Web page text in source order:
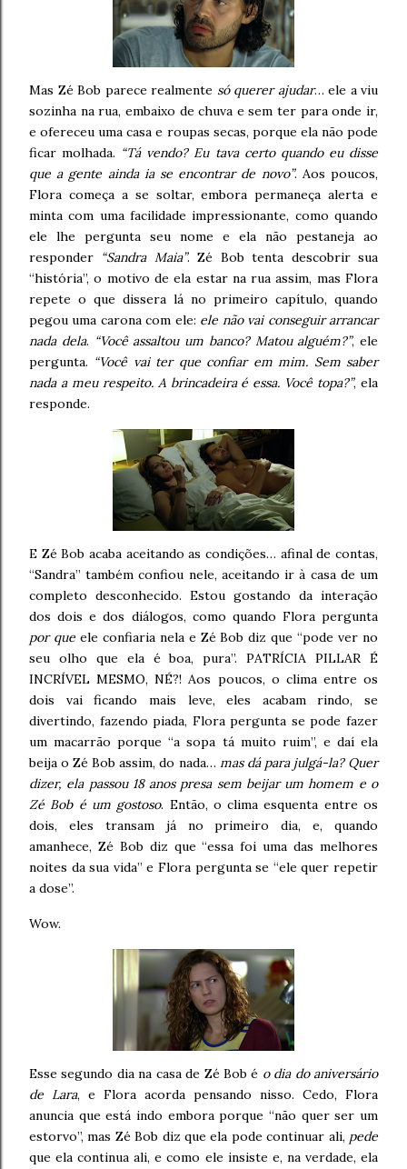
Mas Zé Bob parece realmente só querer ajudar… ele a viu
sozinha na rua, embaixo de chuva e sem ter para onde ir,
e ofereceu uma casa e roupas secas, porque ela não pode
ficar molhada. “Tá vendo? Eu tava certo quando eu disse
que a gente ainda ia se encontrar de novo”. Aos poucos,
Flora começa a se soltar, embora permaneça alerta e
minta com uma facilidade impressionante, como quando
ele lhe pergunta seu nome e ela não pestaneja ao
responder “Sandra Maia”. Zé Bob tenta descobrir sua
“história”, o motivo de ela estar na rua assim, mas Flora
repete o que dissera lá no primeiro capítulo, quando
pegou uma carona com ele: ele não vai conseguir arrancar
nada dela. “Você assaltou um banco? Matou alguém?”, ele
pergunta. “Você vai ter que confiar em mim. Sem saber
nada a meu respeito. A brincadeira é essa. Você topa?”, ela
responde.
E Zé Bob acaba aceitando as condições… afinal de contas,
“Sandra” também confiou nele, aceitando ir à casa de um
completo desconhecido. Estou gostando da interação
dos dois e dos diálogos, como quando Flora pergunta
por queele confiaria nela e Zé Bob diz que “pode ver no
seu olho que ela é boa, pura”. PATRÍCIA PILLAR É
INCRÍVEL MESMO, NÉ?! Aos poucos, o clima entre os
dois vai ficando mais leve, eles acabam rindo, se
divertindo, fazendo piada, Flora pergunta se pode fazer
um macarrão porque “a sopa tá muito ruim”, e daí ela
beija o Zé Bob assim, do nada… mas dá para julgá-la? Quer
dizer, ela passou 18 anos presa sem beijar um homem e o
Zé Bob é um gostoso. Então, o clima esquenta entre os
dois, eles transam já no primeiro dia, e, quando
amanhece, Zé Bob diz que “essa foi uma das melhores
noites da sua vida” e Flora pergunta se “ele quer repetir
a dose”.
Wow.
Esse segundo dia na casa de Zé Bob é o dia do aniversário
de Lara, e Flora acorda pensando nisso. Cedo, Flora
anuncia que está indo embora porque “não quer ser um
estorvo”, mas Zé Bob diz que ela pode continuar ali, pede
que ela continua ali, e como ele insiste e, na verdade, ela